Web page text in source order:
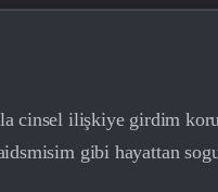
cinsel ilişkiye girdim
gibi hayattan